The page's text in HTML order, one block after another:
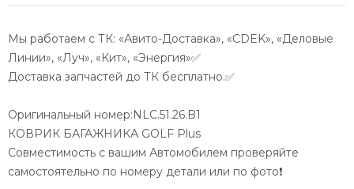
Мы работаем с ТК: «Авито-Доставка», «CDEK», «Деловые
Линии», «Луч», «Кит», «Энергия»✅
Доставка запчастей до ТК бесплатно.✅
Оригинальный номер:NLC.51.26.B1
КОВРИК БАГАЖНИКА GOLF Plus
Совместимость с вашим Автомобилем проверяйте
самостоятельно по номеру детали или по фото❗️